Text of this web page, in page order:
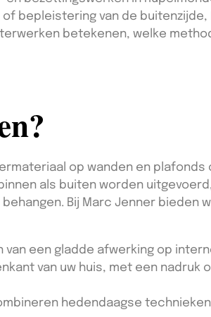
bepleistering van de
betekenen, welke
op wanden en
als buiten worden
Bij Marc Jenner bieden
van een gladde afwerking op
van uw huis, met een nadruk
hedendaagse